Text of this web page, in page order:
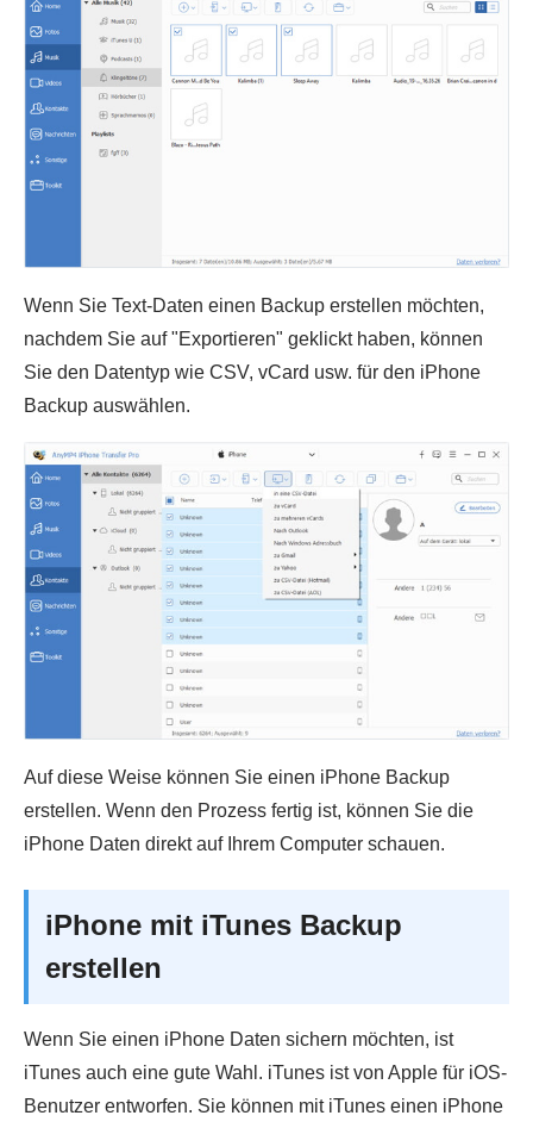
Wenn Sie Text-Daten einen Backup erstellen möchten,
nachdem Sie auf "Exportieren" geklickt haben, können
Sie den Datentyp wie CSV, vCard usw. für den iPhone
Backup auswählen.
Auf diese Weise können Sie einen iPhone Backup
erstellen. Wenn den Prozess fertig ist, können Sie die
iPhone Daten direkt auf Ihrem Computer schauen.
iPhone mit iTunes Backup
erstellen
Wenn Sie einen iPhone Daten sichern möchten, ist
iTunes auch eine gute Wahl. iTunes ist von Apple für iOS-
Benutzer entworfen. Sie können mit iTunes einen iPhone